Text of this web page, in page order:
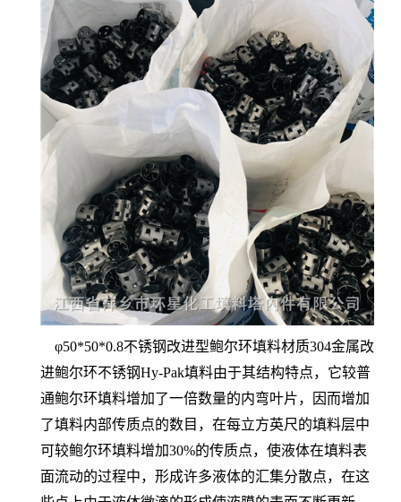
φ50*50*0.8不锈钢改进型鲍尔环填料材质304金属改
进鲍尔环不锈钢Hy-Pak填料由于其结构特点，它较普
通鲍尔环填料增加了一倍数量的内弯叶片，因而增加
了填料内部传质点的数目，在每立方英尺的填料层中
可较鲍尔环填料增加30%的传质点，使液体在填料表
面流动的过程中，形成许多液体的汇集分散点，在这